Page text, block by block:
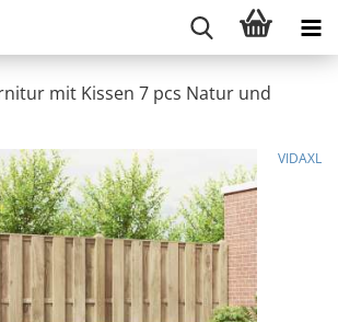
mit Kissen 7 pcs Natur und
VIDAXL